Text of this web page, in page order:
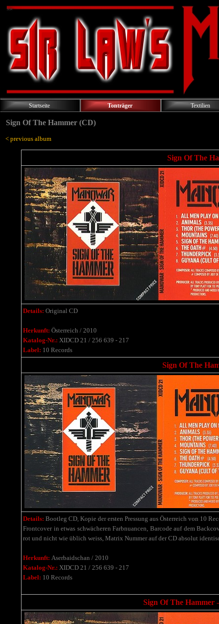
Startseite Tonträger Textilien
Sign Of The Hammer (CD)
< previous album
Sign Of The
Details: Original CD
Herkunft: Österreich / 2010
Katalog-Nr.: XIDCD 21 / 256 639 - 217
Label: 10 Records
Sign Of The
Details: Bootleg CD, Kopie der ersten Pressung aus Österreich von 10
Frontcover in etwas schwächeren Farbnuancen, Barcode auf dem
rot und nicht wie üblich weiss, Matrix Nummer auf der CD absolut
Herkunft: Aserbaidschan / 2010
Katalog-Nr.: XIDCD 21 / 256 639 - 217
Label: 10 Records
Sign Of The Hammer